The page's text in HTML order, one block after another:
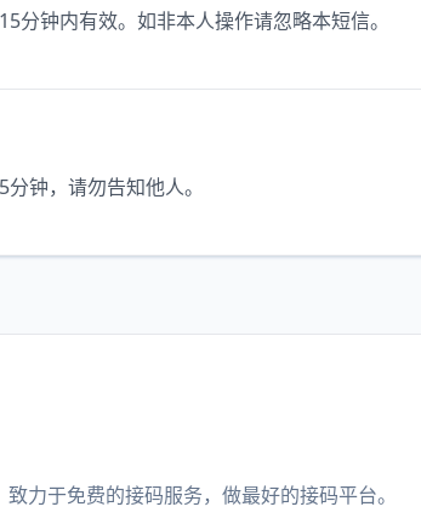
分钟内有效。如非本人操作请忽略本短信。
钟，请勿告知他人。
力于免费的接码服务，做最好的接码平台。